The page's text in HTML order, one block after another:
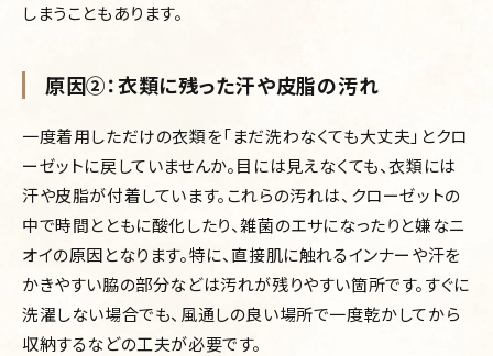
しまうこともあります。
原因②：衣類に残った汗や皮脂の汚れ
一度着用しただけの衣類を「まだ洗わなくても大丈夫」とクロ
ーゼットに戻していませんか。目には見えなくても、衣類には
汗や皮脂が付着しています。これらの汚れは、クローゼットの
中で時間とともに酸化したり、雑菌のエサになったりと嫌なニ
オイの原因となります。特に、直接肌に触れるインナーや汗を
かきやすい脇の部分などは汚れが残りやすい箇所です。すぐに
洗濯しない場合でも、風通しの良い場所で一度乾かしてから
収納するなどの工夫が必要です。